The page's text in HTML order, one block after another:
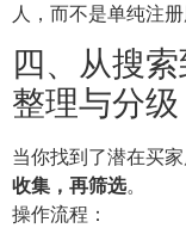
人，而不是单纯注册
四、从搜
整理与分级
当你找到了潜在买
收集，再筛选。
操作流程：